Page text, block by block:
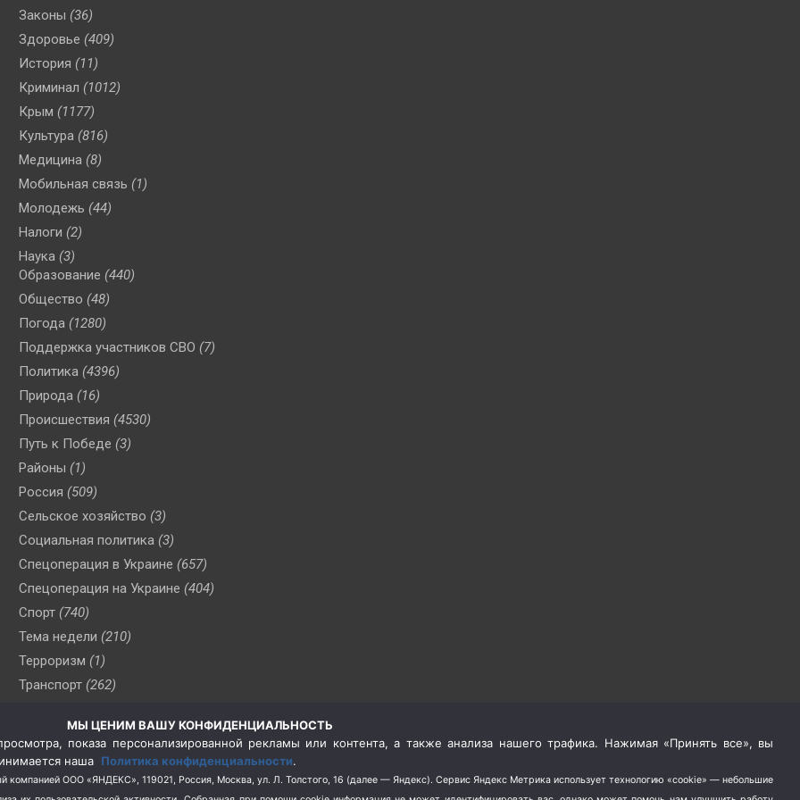
Законы (36)
Здоровье (409)
История (11)
Криминал (1012)
Крым (1177)
Культура (816)
Медицина (8)
Мобильная связь (1)
Молодежь (44)
Налоги (2)
Наука (3)
Образование (440)
Общество (48)
Погода (1280)
Поддержка участников СВО (7)
Политика (4396)
Природа (16)
Происшествия (4530)
Путь к Победе (3)
Районы (1)
Россия (509)
Сельское хозяйство (3)
Социальная политика (3)
Спецоперация в Украине (657)
Спецоперация на Украине (404)
Спорт (740)
Тема недели (210)
Терроризм (1)
Транспорт (262)
(76)
Цены (2)
Школа и спорт (2)
МЫ ЦЕНИМ ВАШУ КОНФИДЕНЦИАЛЬНОСТЬ
показа персонализированной рекламы или контента, а также анализа нашего трафика. Нажимая «Принять все», вы
наша Политика конфиденциальности.
компанией ООО «ЯНДЕКС», 119021, Россия, Москва, ул. Л. Толстого, 16 (далее — Яндекс). Сервис Яндекс Метрика использует технологию «cookie» — небольшие